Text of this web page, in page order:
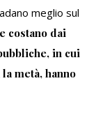
meglio sul
costano dai
in cui
metà, hanno